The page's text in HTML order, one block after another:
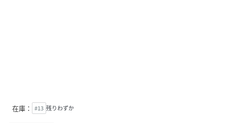
在庫： #13 残りわずか